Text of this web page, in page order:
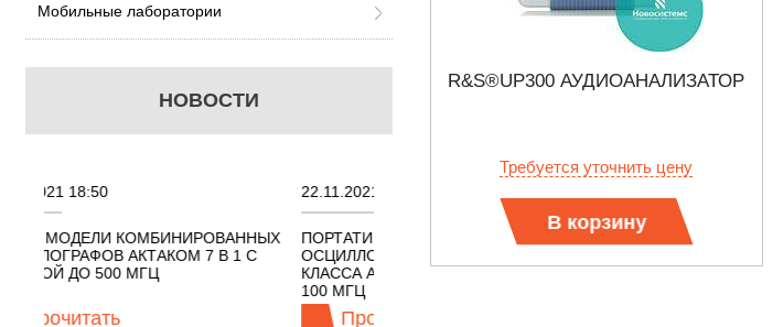
Мобильные лаборатории
НОВОСТИ
7 В 1 С
ПОРТАТИВНЫЕ КОМБИНИРОВАННЫЕ
ОСЦИЛЛОГРАФЫ ЭКОНОМНОГО
КЛАССА АКТАКОМ "3 В 1" С ПОЛОСОЙ
ОСЦИЛЛОГРАФЫ KEYSIGHT
R&S®UP300 АУДИОАНАЛИЗАТОР
Требуется уточнить цену
В корзину